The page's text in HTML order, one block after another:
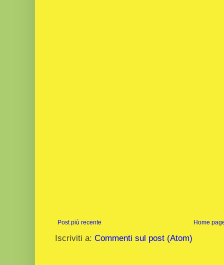
Post più recente Home
Iscriviti a: Commenti sul post (Atom)